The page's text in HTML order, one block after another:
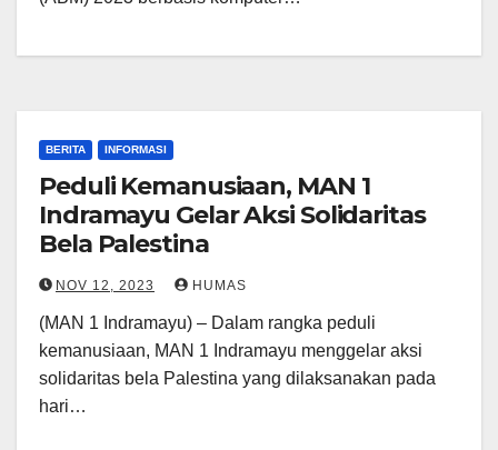
BERITA INFORMASI
Peduli Kemanusiaan, MAN 1
Indramayu Gelar Aksi Solidaritas
Bela Palestina
NOV 12, 2023 HUMAS
(MAN 1 Indramayu) – Dalam rangka peduli
kemanusiaan, MAN 1 Indramayu menggelar aksi
solidaritas bela Palestina yang dilaksanakan pada
hari…